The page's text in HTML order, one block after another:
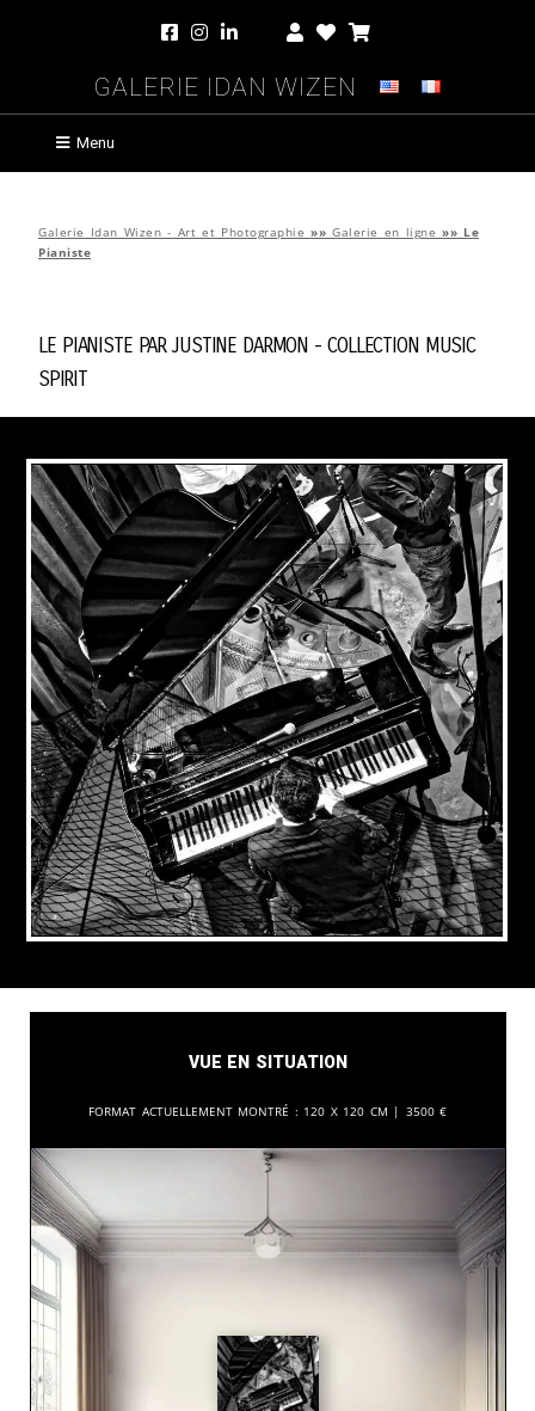
Galerie Idan Wizen
Menu
Galerie Idan Wizen - Art et Photographie »» Galerie en ligne »» Le
Pianiste
Le Pianiste parJustine Darmon -Collection Music
Spirit
Vue en situation
Format actuellement montré : 120 x 120 cm | 3500 €